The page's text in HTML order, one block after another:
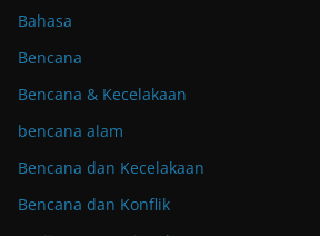
Bahasa
Bencana
Bencana & Kecelakaan
bencana alam
Bencana dan Kecelakaan
Bencana dan Konflik